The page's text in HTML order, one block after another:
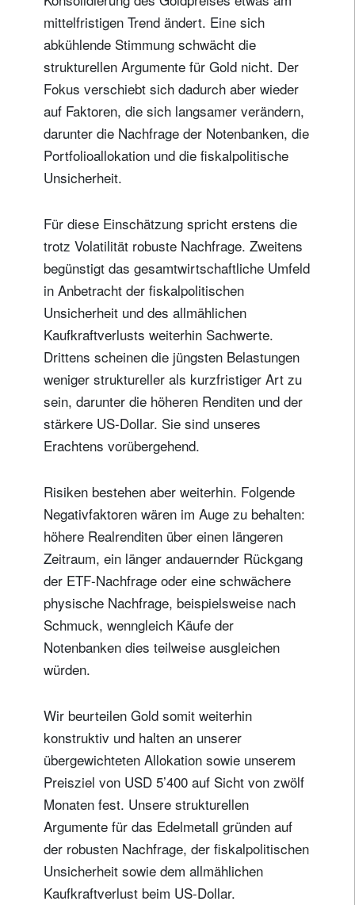
mittelfristigen Trend ändert. Eine sich
abkühlende Stimmung schwächt die
strukturellen Argumente für Gold nicht. Der
Fokus verschiebt sich dadurch aber wieder
auf Faktoren, die sich langsamer verändern,
darunter die Nachfrage der Notenbanken, die
Portfolioallokation und die fiskalpolitische
Unsicherheit.
Für diese Einschätzung spricht erstens die
trotz Volatilität robuste Nachfrage. Zweitens
begünstigt das gesamtwirtschaftliche Umfeld
in Anbetracht der fiskalpolitischen
Unsicherheit und des allmählichen
Kaufkraftverlusts weiterhin Sachwerte.
Drittens scheinen die jüngsten Belastungen
weniger struktureller als kurzfristiger Art zu
sein, darunter die höheren Renditen und der
stärkere US-Dollar. Sie sind unseres
Erachtens vorübergehend.
Risiken bestehen aber weiterhin. Folgende
Negativfaktoren wären im Auge zu behalten:
höhere Realrenditen über einen längeren
Zeitraum, ein länger andauernder Rückgang
der ETF-Nachfrage oder eine schwächere
physische Nachfrage, beispielsweise nach
Schmuck, wenngleich Käufe der
Notenbanken dies teilweise ausgleichen
würden.
Wir beurteilen Gold somit weiterhin
konstruktiv und halten an unserer
übergewichteten Allokation sowie unserem
Preisziel von USD 5’400 auf Sicht von zwölf
Monaten fest. Unsere strukturellen
Argumente für das Edelmetall gründen auf
der robusten Nachfrage, der fiskalpolitischen
Unsicherheit sowie dem allmählichen
Kaufkraftverlust beim US-Dollar.